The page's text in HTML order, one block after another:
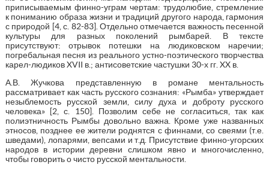
приписываемым финно-уграм чертам: трудолюбие, стремление
к пониманию образа жизни и традиций другого народа, гармония
с природой [4, с. 82-83]. Отдельно отмечается важность песенной
культуры для разных поколений рымбарей. В тексте
присутствуют: отрывок потешки на людиковском наречии;
погребальная песня из реального устно-поэтического творчества
карел-людиков XVII в.; антисоветские частушки 30-х гг. XX в.
А.В. Жучкова представленную в романе ментальность
рассматривает как часть русского сознания: «Рымба» утверждает
незыблемость русской земли, силу духа и доброту русского
человека» [2, с. 150]. Позволим себе не согласиться, так как
полиэтничность Рымбы довольно важна. Кроме уже названных
этносов, позднее ее жители роднятся с финнами, со свеями (т.е.
шведами), лопарями, вепсами и т.д. Присутствие финно-угорских
народов в истории деревни слишком явно и многочисленно,
чтобы говорить о чисто русской ментальности.